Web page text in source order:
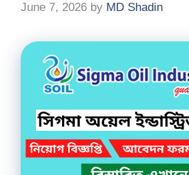
June 7, 2026 by MD Shadin